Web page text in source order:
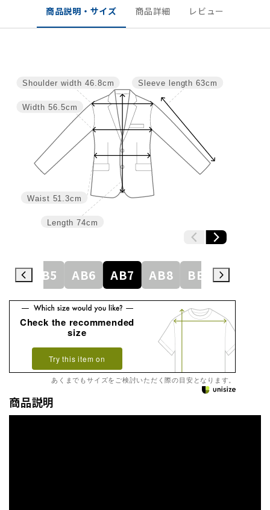
商品説明・サイズ 商品詳細 レビュー
Sleeve length 63cm
Length 74cm
Waist 51.3cm
Width 56.5cm
Shoulder width 46.8cm
AB5 AB6 AB7 AB8 BE3 BE4
Check the recommended
size
Try this item on
あくまでもサイズをご検討いただく際の目安となります。
商品説明